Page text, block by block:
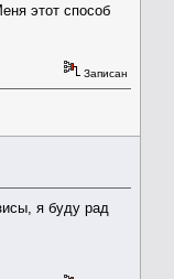
этот способ
Записан
я буду рад